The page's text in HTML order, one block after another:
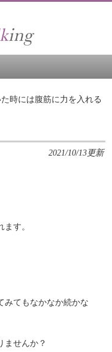
時には腹筋に力を入れる
2021/10/13更新
す。
みてもなかなか続かな
ませんか？